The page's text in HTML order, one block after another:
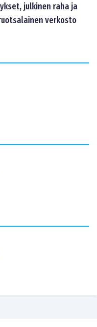
julkinen raha ja
verkosto